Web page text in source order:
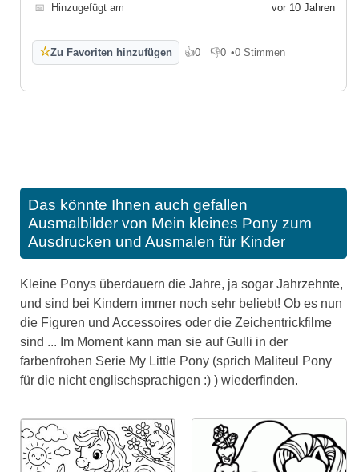
📅 Hinzugefügt am vor 10 Jahren
☆Zu Favoriten hinzufügen 👍0
Gefällt mir
👎0
Gefällt mir nicht
•0 Stimmen
Das könnte Ihnen auch gefallen
Ausmalbilder von Mein kleines Pony zum
Ausdrucken und Ausmalen für Kinder
Kleine Ponys überdauern die Jahre, ja sogar Jahrzehnte,
und sind bei Kindern immer noch sehr beliebt! Ob es nun
die Figuren und Accessoires oder die Zeichentrickfilme
sind ... Im Moment kann man sie auf Gulli in der
farbenfrohen Serie My Little Pony (sprich Maliteul Pony
für die nicht englischsprachigen :) ) wiederfinden.